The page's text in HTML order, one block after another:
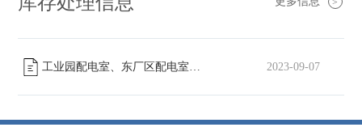
>
工业园配电室、东厂区配电室高压柜转让 [已截止]
2023-09-07